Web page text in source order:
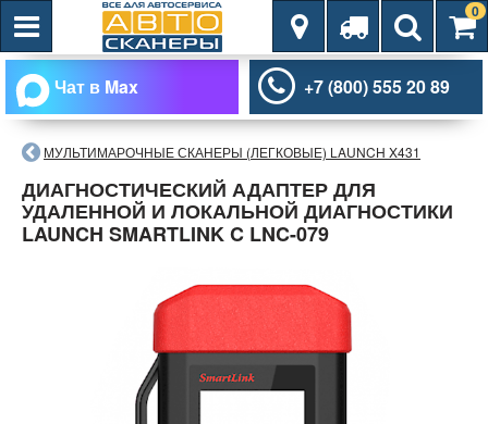
0
Чат в Max +7 (800) 555 20 89
МУЛЬТИМАРОЧНЫЕ СКАНЕРЫ (ЛЕГКОВЫЕ) LAUNCH X431
ДИАГНОСТИЧЕСКИЙ АДАПТЕР ДЛЯ
УДАЛЕННОЙ И ЛОКАЛЬНОЙ ДИАГНОСТИКИ
LAUNCH SMARTLINK C LNC-079